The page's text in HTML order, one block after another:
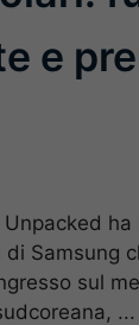
e
Unpacked
Samsung
sul
...